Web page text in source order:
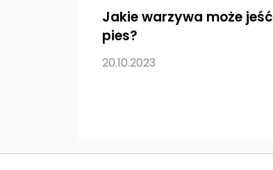
Jakie warzywa może jeść
pies?
20.10.2023